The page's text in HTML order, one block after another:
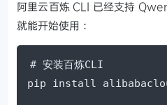
阿里云百炼 CLI 已经支持
就能开始使用：
# 安装百炼CLI
pip install